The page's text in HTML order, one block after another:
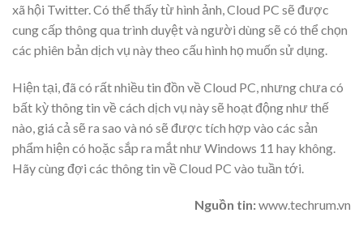
xã hội Twitter. Có thể thấy từ hình ảnh, Cloud PC sẽ được
cung cấp thông qua trình duyệt và người dùng sẽ có thể chọn
các phiên bản dịch vụ này theo cấu hình họ muốn sử dụng.
Hiện tại, đã có rất nhiều tin đồn về Cloud PC, nhưng chưa có
bất kỳ thông tin về cách dịch vụ này sẽ hoạt động như thế
nào, giá cả sẽ ra sao và nó sẽ được tích hợp vào các sản
phẩm hiện có hoặc sắp ra mắt như Windows 11 hay không.
Hãy cùng đợi các thông tin về Cloud PC vào tuần tới.
Nguồn tin:www.techrum.vn